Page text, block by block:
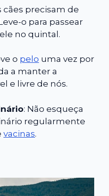
cães precisam de
o para passear
no quintal.
o pelo uma vez por
a manter a
e livre de nós.
: Não esqueça
regularmente
vacinas.